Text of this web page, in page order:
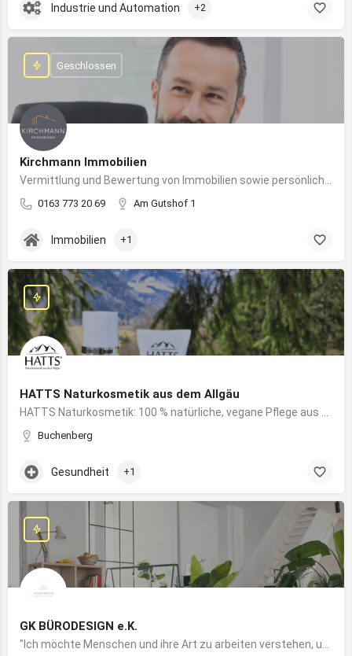
Industrie und Automation +2
Kirchmann Immobilien
0163 773 20 69 Am Gutshof 1
Geschlossen
Immobilien +1
HATTS Naturkosmetik aus dem Allgäu
Buchenberg
Gesundheit +1
GK BÜRODESIGN e.K.